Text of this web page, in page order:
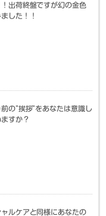
！出荷終盤ですが幻の金色
した！！
の”挨拶”をあなたは意識し
すか？
ャルケアと同様にあなたの